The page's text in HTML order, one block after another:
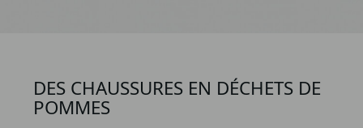
DES CHAUSSURES EN DÉCHETS DE
POMMES